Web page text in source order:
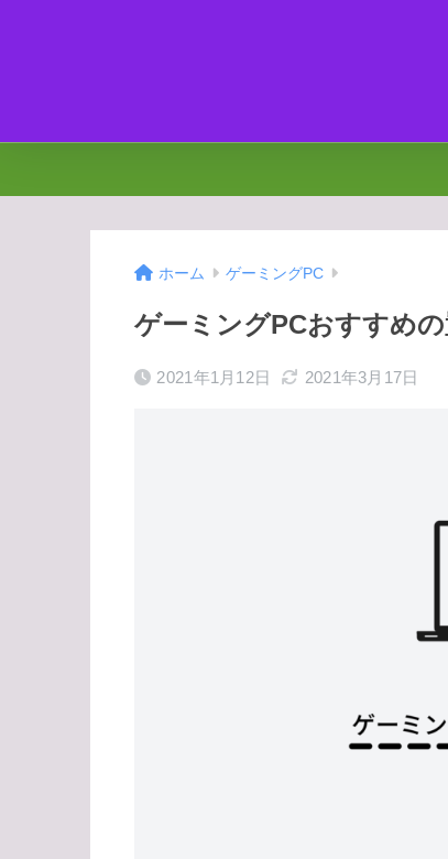
ホーム ゲーミングPC
ゲーミングPCおすすめ
2021年1月12日 2021年3月17日